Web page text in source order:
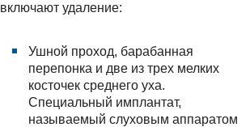
включают удаление:
Ушной проход, барабанная
перепонка и две из трех мелких
косточек среднего уха.
Специальный имплантат,
называемый слуховым аппаратом